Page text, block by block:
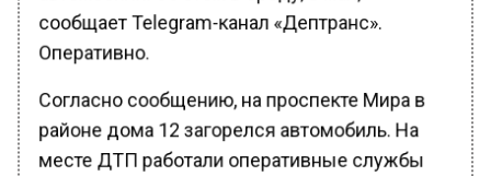
сообщает Telegram-канал «Дептранс».
Оперативно.
Согласно сообщению, на проспекте Мира в
районе дома 12 загорелся автомобиль. На
месте ДТП работали оперативные службы